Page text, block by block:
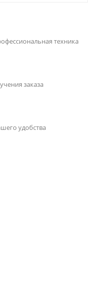
техника
заказа
удобства